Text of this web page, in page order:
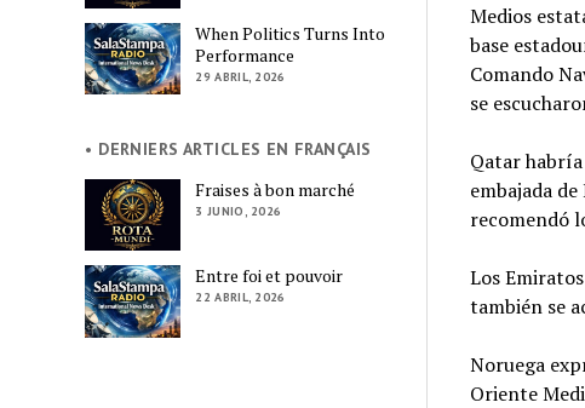
When Politics Turns Into
Performance
29 ABRIL, 2026
• DERNIERS ARTICLES EN FRANÇAIS
Fraises à bon marché
3 JUNIO, 2026
Entre foi et pouvoir
22 ABRIL, 2026
Medios
base
Comando
se
Qatar
embajada
recomendó
Los
también se
Noruega
Oriente